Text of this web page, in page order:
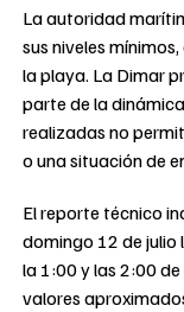
La autoridad
sus niveles
la playa. La Dimar
parte de la
realizadas no
o una situación de
El reporte técnico
domingo 12 de julio
la 1:00 y las 2:00
valores